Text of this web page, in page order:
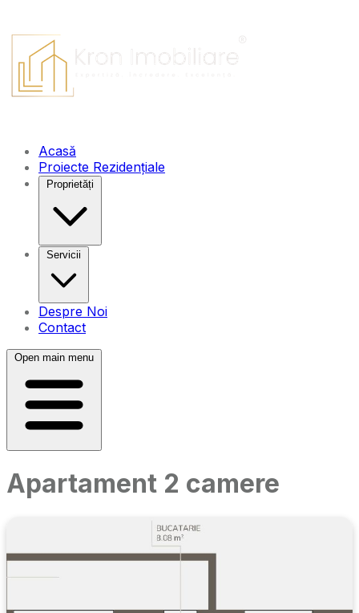
Acasă
Proiecte Rezidențiale
Proprietăți
Servicii
Despre Noi
Contact
Open main menu
Apartament 2 camere